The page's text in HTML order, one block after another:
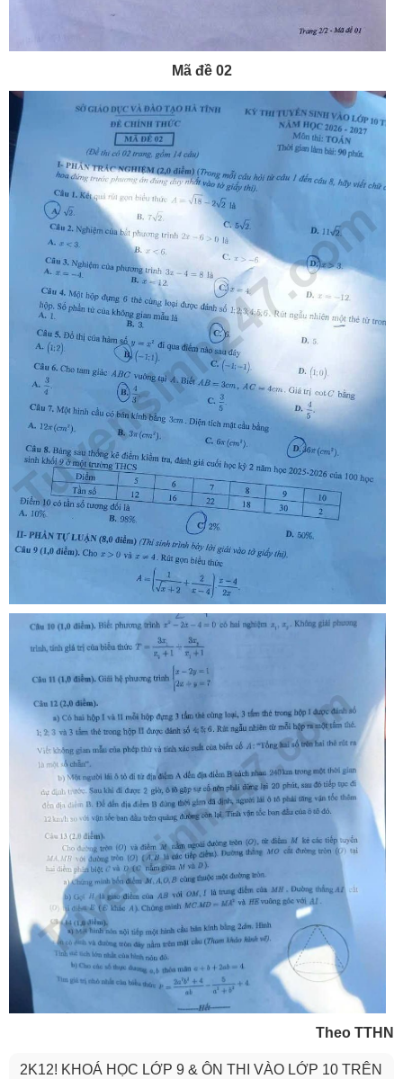
Mã đề 02
Theo TTHN
2K12! KHOÁ HỌC LỚP 9 & ÔN THI VÀO LỚP 10 TRÊN